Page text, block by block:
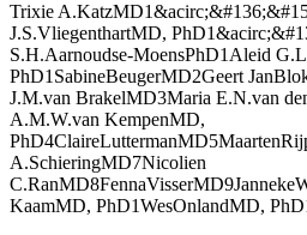
Trixie
J.S.VliegenthartMD,
S.H.Aarnoudse-MoensPhD1Aleid
PhD1SabineBeugerMD2Geert
J.M.van BrakelMD3Maria E.N.van
A.M.W.van KempenMD,
A.SchieringMD7Nicolien
KaamMD, PhD1WesOnlandMD,